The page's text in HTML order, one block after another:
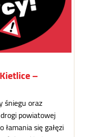
–
śniegu oraz
powiatowej
się gałęzi